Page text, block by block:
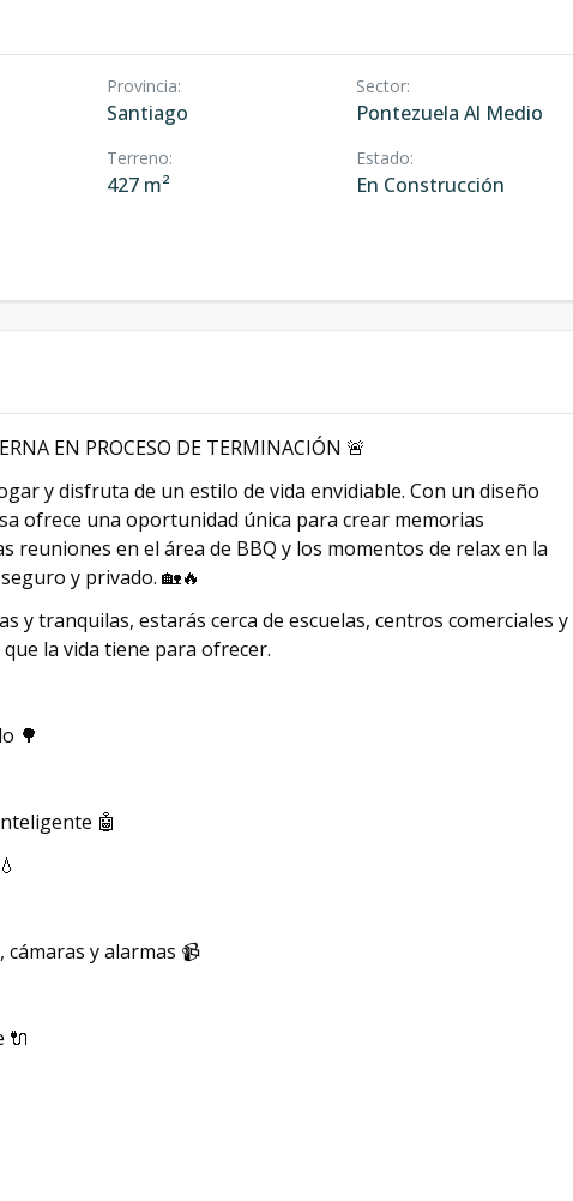
Provincia:
Santiago
Sector:
Pontezuela Al Medio
Terreno:
427 m²
Estado:
En Construcción
EN PROCESO DE TERMINACIÓN 🚨
y disfruta de un estilo de vida envidiable. Con un diseño
ofrece una oportunidad única para crear memorias
reuniones en el área de BBQ y los momentos de relax en la
y privado. 🏡🔥
y tranquilas, estarás cerca de escuelas, centros comerciales y
la vida tiene para ofrecer.
🌳
🤖
y alarmas 📹
🔌